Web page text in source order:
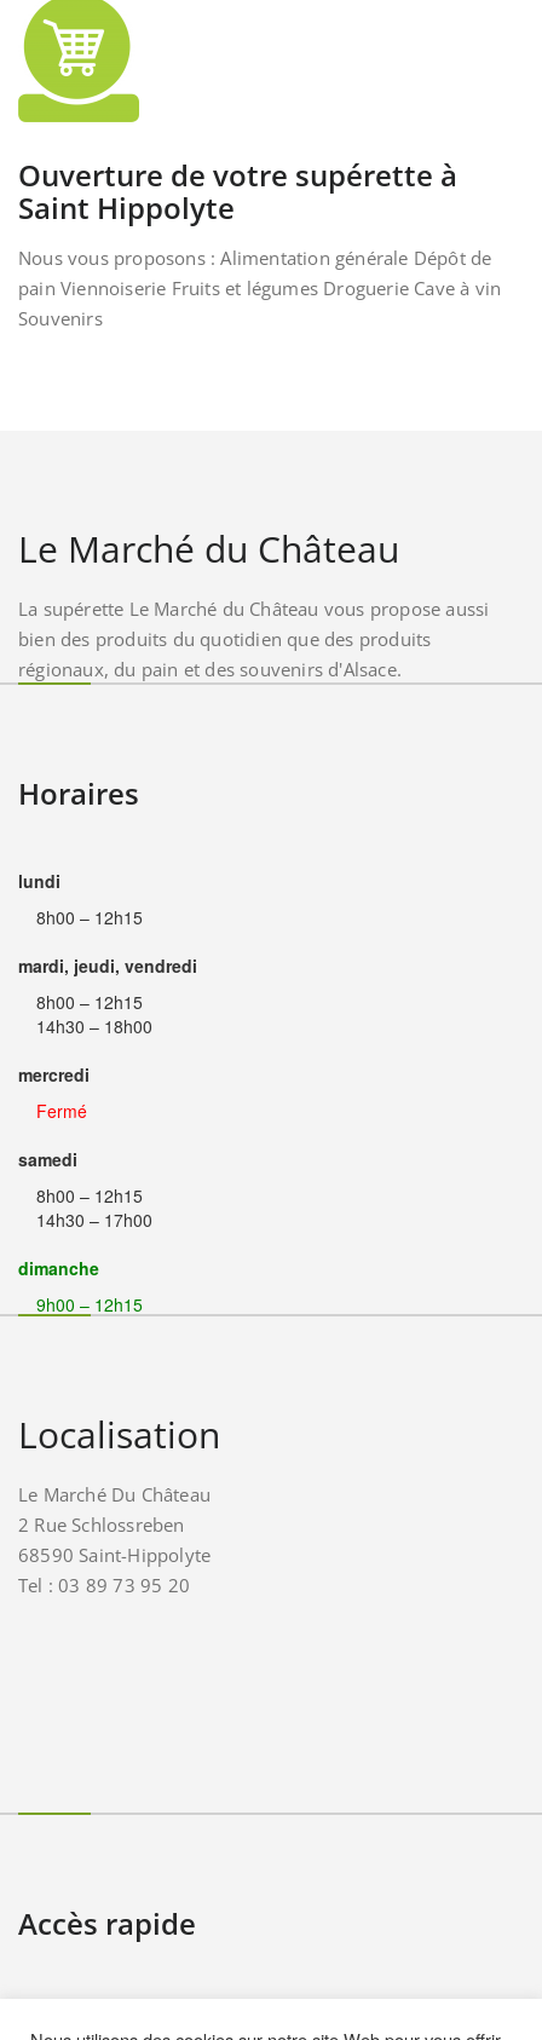
Ouverture de votre supérette à
Saint Hippolyte
Nous vous proposons : Alimentation générale Dépôt de
pain Viennoiserie Fruits et légumes Droguerie Cave à vin
Souvenirs
Le Marché du Château
La supérette Le Marché du Château vous propose aussi
bien des produits du quotidien que des produits
régionaux, du pain et des souvenirs d'Alsace.
Horaires
lundi
8h00 – 12h15
mardi, jeudi, vendredi
8h00 – 12h15
14h30 – 18h00
mercredi
Fermé
samedi
8h00 – 12h15
14h30 – 17h00
dimanche
9h00 – 12h15
Localisation
Le Marché Du Château
2 Rue Schlossreben
68590 Saint-Hippolyte
Tel : 03 89 73 95 20
Accès rapide